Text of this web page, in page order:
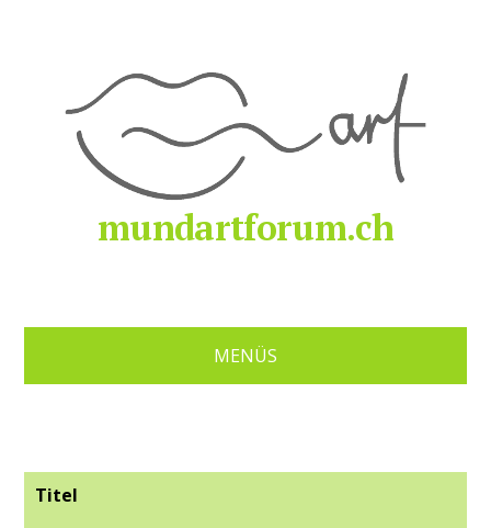
mundartforum.ch
MENÜS
Titel